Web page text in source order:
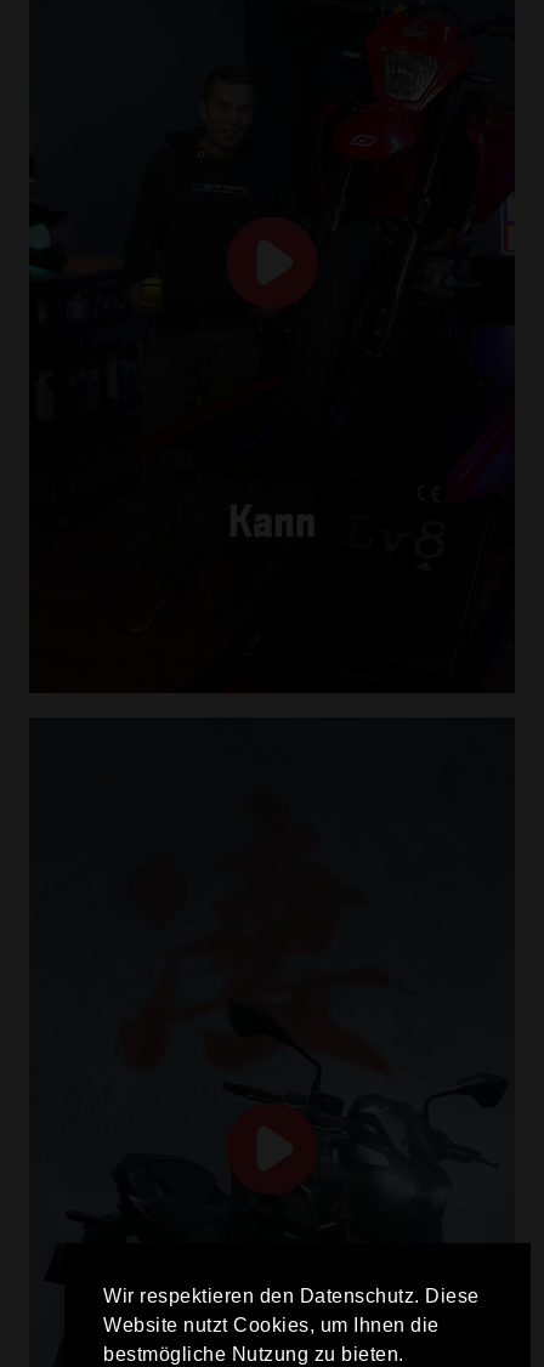
Wir respektieren den Datenschutz. Diese
Website nutzt Cookies, um Ihnen die
bestmögliche Nutzung zu bieten.